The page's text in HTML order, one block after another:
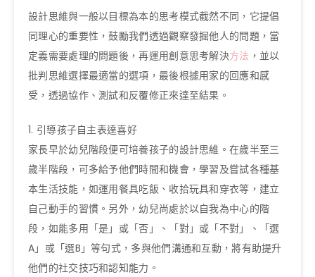
設計思維與一般以目標為本的思考模式截然不同，它提倡
同理心的重要性，鼓勵我們透過觀察發掘他人的問題，當
定義需要處理的問題後，再運用創意思考解決方法 ，並以
批判思維選擇最適當的選項，最後根據用家的回應和感
受，透過協作、測試和反覆修正來達至結果。
1. 引導孩子自主表達喜好
家長早於幼兒階段便可培養孩子的設計思維。在歲半至三
歲半階段，可多給予他們時間和機會，學習及嘗試各種基
本生活技能，如運用餐具吃飯、收拾玩具和穿衣等，建立
自己動手的習慣。另外，幼兒尚處於以自我為中心的階
段，如能多用「是」或「否」、「對」或「不對」、「選
A」或「選B」等句式，多與他們溝通和互動，將有助提升
他們的社交技巧和認知能力。